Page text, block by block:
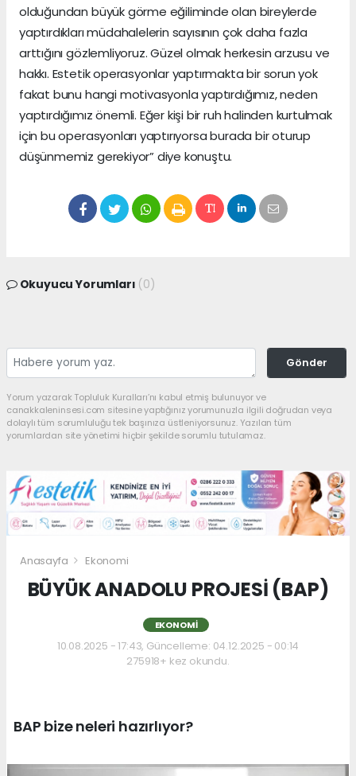
olduğundan büyük görme eğiliminde olan bireylerde
yaptırdıkları müdahalelerin sayısının çok daha fazla
arttığını gözlemliyoruz. Güzel olmak herkesin arzusu ve
hakkı. Estetik operasyonlar yaptırmakta bir sorun yok
fakat bunu hangi motivasyonla yaptırdığımız, neden
yaptırdığımız önemli. Eğer kişi bir ruh halinden kurtulmak
için bu operasyonları yaptırıyorsa burada bir oturup
düşünmemiz gerekiyor” diye konuştu.
Okuyucu Yorumları (0)
Gönder
Yorum yazarak Topluluk Kuralları’nı kabul etmiş bulunuyor ve
canakkaleninsesi.com sitesine yaptığınız yorumunuzla ilgili doğrudan veya
dolaylı tüm sorumluluğu tek başınıza üstleniyorsunuz. Yazılan tüm
yorumlardan site yönetimi hiçbir şekilde sorumlu tutulamaz.
Anasayfa Ekonomi
BÜYÜK ANADOLU PROJESİ (BAP)
EKONOMI
10.08.2025 - 17:43, Güncelleme: 04.12.2025 - 00:14
275918+ kez okundu.
BAP bize neleri hazırlıyor?